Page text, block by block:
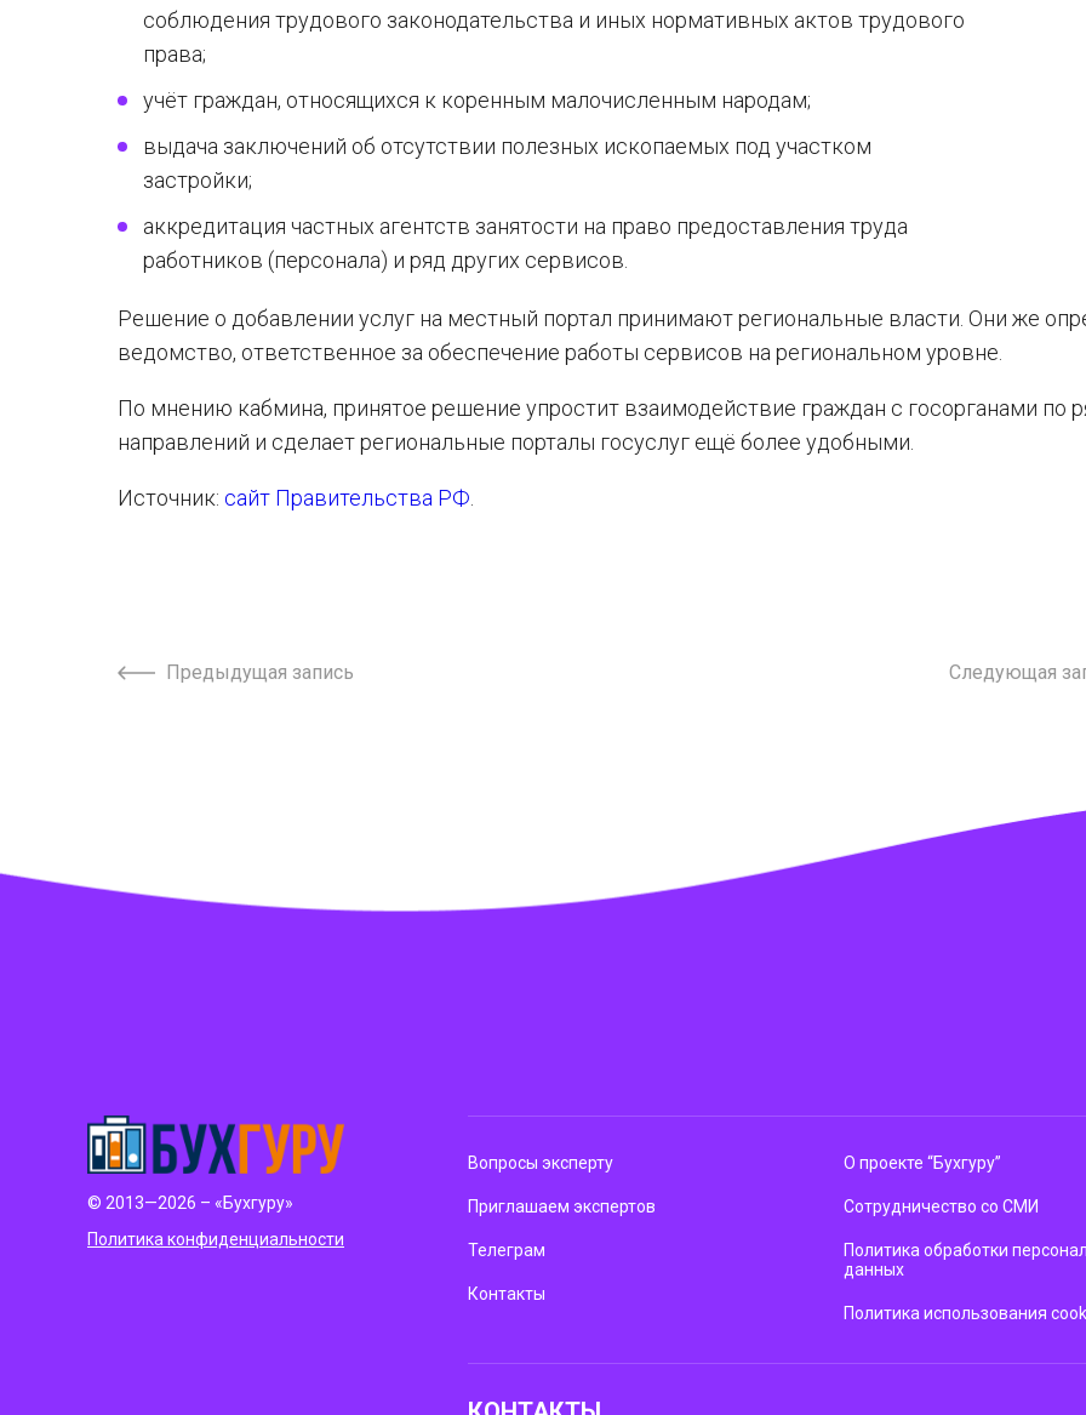
соблюдения трудового законодательства и иных нормативных актов трудового
права;
учёт граждан, относящихся к коренным малочисленным народам;
выдача заключений об отсутствии полезных ископаемых под участком
застройки;
аккредитация частных агентств занятости на право предоставления труда
работников (персонала) и ряд других сервисов.
Решение о добавлении услуг на местный портал принимают региональные власти. Они же
ведомство, ответственное за обеспечение работы сервисов на региональном уровне.
По мнению кабмина, принятое решение упростит взаимодействие граждан с госорганами по
направлений и сделает региональные порталы госуслуг ещё более удобными.
Источник: сайт Правительства РФ
Предыдущая запись Следующая
© 2013—2026 – «Бухгуру»
Политика конфиденциальности
Вопросы эксперту
Приглашаем экспертов
Телеграм
Контакты
О проекте “Бухгуру”
Сотрудничество со СМИ
Политика обработки
данных
Политика использования